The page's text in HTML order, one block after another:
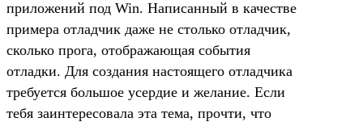
приложений под Win. Написанный в качестве
примера отладчик даже не столько отладчик,
сколько прога, отображающая события
отладки. Для создания настоящего отладчика
требуется большое усердие и желание. Если
тебя заинтересовала эта тема, прочти, что